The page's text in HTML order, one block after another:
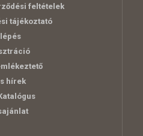
feltételek
tájékoztató
hírek